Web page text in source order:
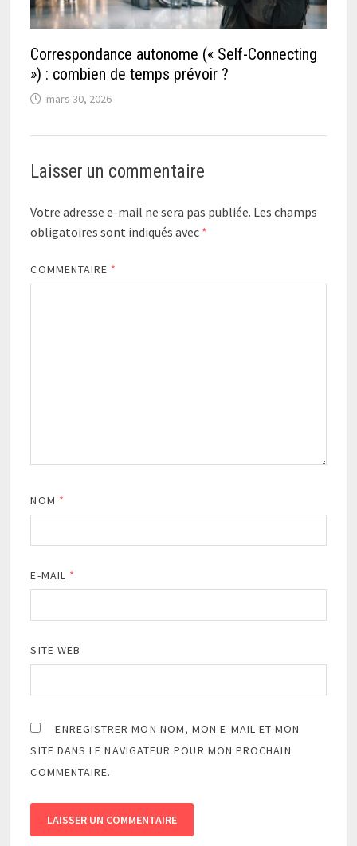
Correspondance autonome (« Self-Connecting
») : combien de temps prévoir ?
mars 30, 2026
Laisser un commentaire
Votre adresse e-mail ne sera pas publiée. Les champs
obligatoires sont indiqués avec *
COMMENTAIRE *
NOM *
E-MAIL *
SITE WEB
ENREGISTRER MON NOM, MON E-MAIL ET MON
SITE DANS LE NAVIGATEUR POUR MON PROCHAIN
COMMENTAIRE.